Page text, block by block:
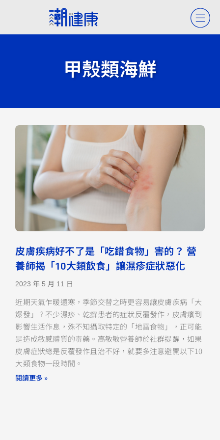
甲殼類海鮮
皮膚疾病好不了是「吃錯食物」害的？ 營
養師揭「10大類飲食」讓濕疹症狀惡化
2023 年 5 月 11 日
近期天氣乍暖還寒，季節交替之時更容易讓皮膚疾病「大
爆發」？不少濕疹、乾癬患者的症狀反覆發作，皮膚癢到
影響生活作息，殊不知攝取特定的「地雷食物」，正可能
是造成敏感體質的毒藥。高敏敏營養師於社群提醒，如果
皮膚症狀總是反覆發作且治不好，就要多注意避開以下10
大類食物一段時間。
閱讀更多 »